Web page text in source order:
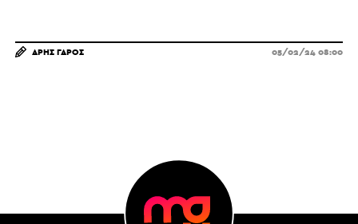
ΆΡΗΣ ΓΆΡΟΣ 05/02/24 08:00